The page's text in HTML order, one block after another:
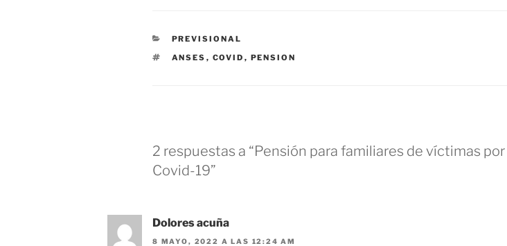
CATEGORÍAS
PREVISIONAL
ETIQUETAS
ANSES , COVID , PENSION
2 respuestas a “Pensión para familiares de víctimas por
Covid-19”
Dolores acuña
8 MAYO, 2022 A LAS 12:24 AM